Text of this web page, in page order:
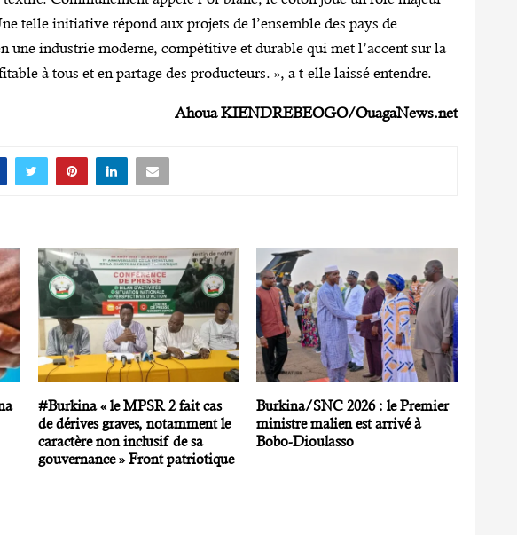
telle initiative répond aux projets de l’ensemble des pays de
une industrie moderne, compétitive et durable qui met l’accent sur la
à tous et en partage des producteurs. », a t-elle laissé entendre.
Ahoua KIENDREBEOGO/OuagaNews.net
#Burkina « le MPSR 2 fait cas
de dérives graves, notamment le
caractère non inclusif de sa
gouvernance » Front patriotique
Burkina/SNC 2026 : le Premier
ministre malien est arrivé à
Bobo-Dioulasso